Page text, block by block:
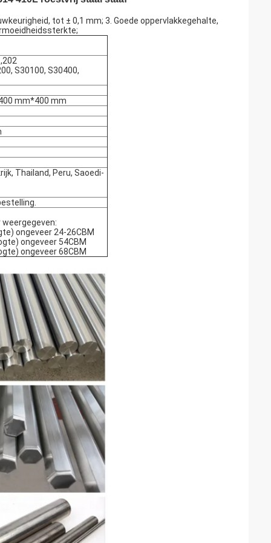
tot ± 0,1 mm; 3. Goede oppervlakkegehalte,
S30100, S30400,
mm*400 mm
Thailand, Peru, Saoedi-
ongeveer 24-26CBM
ongeveer 54CBM
ongeveer 68CBM